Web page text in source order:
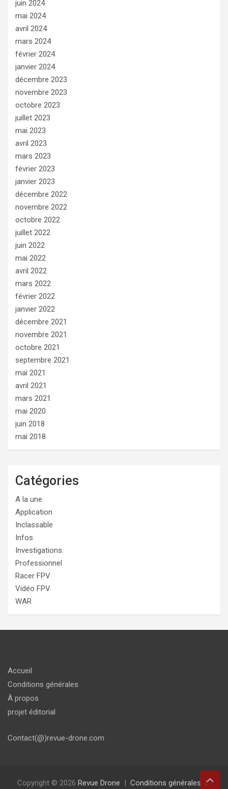
juin 2024
mai 2024
avril 2024
mars 2024
février 2024
janvier 2024
décembre 2023
novembre 2023
octobre 2023
juillet 2023
mai 2023
avril 2023
mars 2023
février 2023
janvier 2023
décembre 2022
novembre 2022
octobre 2022
juillet 2022
juin 2022
mai 2022
avril 2022
mars 2022
février 2022
janvier 2022
décembre 2021
novembre 2021
octobre 2021
septembre 2021
mai 2021
avril 2021
mars 2021
mai 2020
juin 2018
mai 2018
Catégories
A la une
Application
Inclassable
Infos
Investigations.
Professionnel
Racer FPV
Vidéo FPV
WAR
Accueil
Conditions générales
À propos
projet éditorial
Contact(@)revue-drone.com
Copyright © 2026 Revue Drone Conditions générales